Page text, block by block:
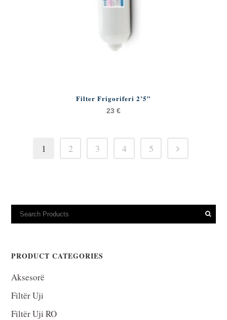
Filter Frigoriferi 2’5”
23 €
1 2 3 4 5
PRODUCT CATEGORIES
Aksesorë
Filtër Uji
Filtër Uji RO